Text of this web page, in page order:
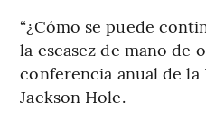
“¿Cómo se puede
la escasez de mano de
conferencia anual de la
Jackson Hole.